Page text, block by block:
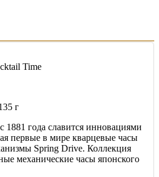
Time
г
1881 года славится инновациями
первые в мире кварцевые часы
Spring Drive. Коллекция
механические часы японского